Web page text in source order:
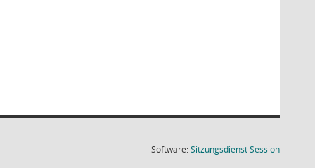
Software:SitzungsdienstSession(Wird in